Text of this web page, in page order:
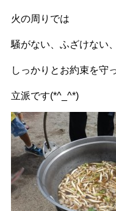
火の周りでは
騒がない、ふざけない
しっかりとお約束を守
立派です(*^_^*)